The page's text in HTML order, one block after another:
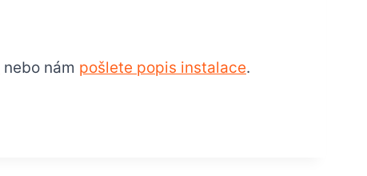
nebo nám pošlete popis instalace.